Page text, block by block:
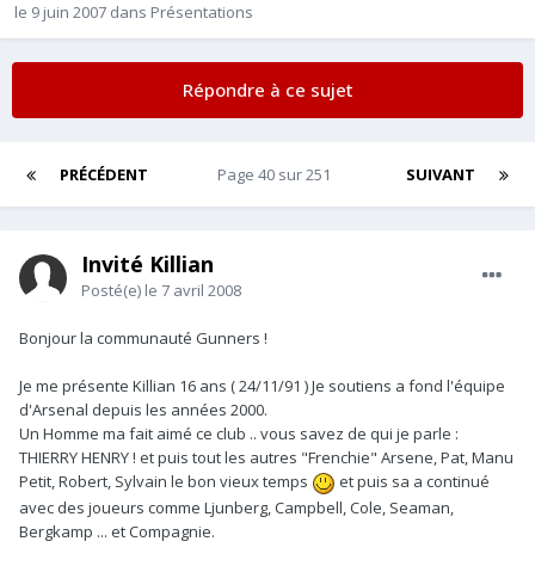
le 9 juin 2007 dans Présentations
Répondre à ce sujet
PRÉCÉDENT SUIVANT
Page 40 sur 251
Invité Killian
Posté(e) le 7 avril 2008
Bonjour la communauté Gunners !
Je me présente Killian 16 ans ( 24/11/91 ) Je soutiens a fond l'équipe
d'Arsenal depuis les années 2000.
Un Homme ma fait aimé ce club .. vous savez de qui je parle :
THIERRY HENRY ! et puis tout les autres "Frenchie" Arsene, Pat, Manu
Petit, Robert, Sylvain le bon vieux temps
et puis sa a continué
avec des joueurs comme Ljunberg, Campbell, Cole, Seaman,
Bergkamp ... et Compagnie.